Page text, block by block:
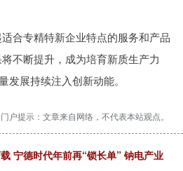
合专精特新企业特点的服务和产品
不断提升，成为培育新质生产力
发展持续注入创新动能。
户提示：文章来自网络，不代表本站观点。
宁德时代年前再“锁长单” 钠电产业